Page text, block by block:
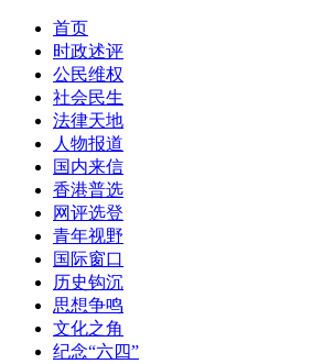
首页
时政述评
公民维权
社会民生
法律天地
人物报道
国内来信
香港普选
网评选登
青年视野
国际窗口
历史钩沉
思想争鸣
文化之角
纪念“六四”